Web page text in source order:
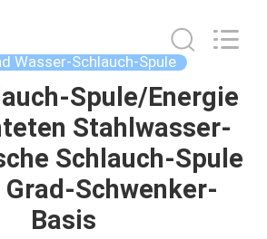
Wasser-Schlauch-Spule
Spule/Energie
Stahlwasser-
Schlauch-Spule
Grad-Schwenker-
Basis